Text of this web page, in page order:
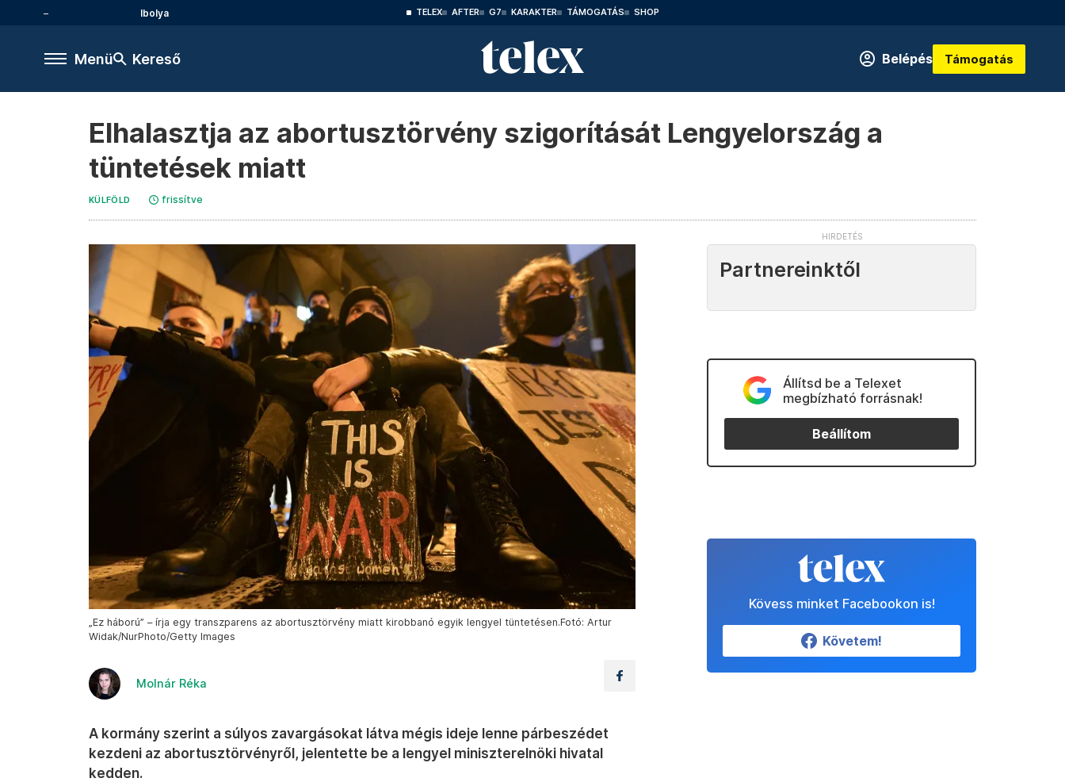
Ibolya TELEX AFTER G7 KARAKTER TÁMOGATÁS SHOP
Menü Kereső Belépés Támogatás
Elhalasztja az abortusztörvény szigorítását Lengyelország a
tüntetések miatt
KÜLFÖLD frissítve
„Ez háború” – írja egy transzparens az abortusztörvény miatt kirobbanó egyik lengyel tüntetésen.Fotó: Artur
Widak/NurPhoto/Getty Images
Molnár Réka
A kormány szerint a súlyos zavargásokat látva mégis ideje lenne párbeszédet
kezdeni az abortusztörvényről, jelentette be a lengyel miniszterelnöki hivatal
kedden.
Partnereinktől
Állítsd be a Telexet
megbízható forrásnak!
Beállítom
Kövess minket Facebookon is!
Követem!